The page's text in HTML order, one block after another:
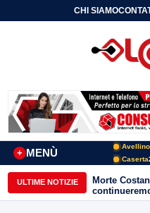
CHI SIAMO
MENÙ
+
Avellino
Caserta
ULTIME NOTIZIE
Morte
Sannio